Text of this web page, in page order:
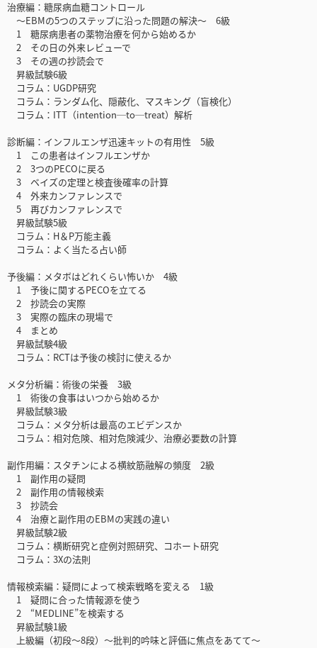
治療編：糖尿病血糖コントロール
～EBMの5つのステップに沿った問題の解決～ 6級
1 糖尿病患者の薬物治療を何から始めるか
2 その日の外来レビューで
3 その週の抄読会で
昇級試験6級
コラム：UGDP研究
コラム：ランダム化、隠蔽化、マスキング（盲検化）
コラム：ITT（intention─to─treat）解析
診断編：インフルエンザ迅速キットの有用性 5級
1 この患者はインフルエンザか
2 3つのPECOに戻る
3 ベイズの定理と検査後確率の計算
4 外来カンファレンスで
5 再びカンファレンスで
昇級試験5級
コラム：H＆P万能主義
コラム：よく当たる占い師
予後編：メタボはどれくらい怖いか 4級
1 予後に関するPECOを立てる
2 抄読会の実際
3 実際の臨床の現場で
4 まとめ
昇級試験4級
コラム：RCTは予後の検討に使えるか
メタ分析編：術後の栄養 3級
1 術後の食事はいつから始めるか
昇級試験3級
コラム：メタ分析は最高のエビデンスか
コラム：相対危険、相対危険減少、治療必要数の計算
副作用編：スタチンによる横紋筋融解の頻度 2級
1 副作用の疑問
2 副作用の情報検索
3 抄読会
4 治療と副作用のEBMの実践の違い
昇級試験2級
コラム：横断研究と症例対照研究、コホート研究
コラム：3Xの法則
情報検索編：疑問によって検索戦略を変える 1級
1 疑問に合った情報源を使う
2 “MEDLINE”を検索する
昇級試験1級
上級編（初段～8段）～批判的吟味と評価に焦点をあてて～